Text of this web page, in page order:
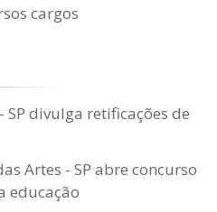
cargos
SP divulga retificações de
Artes - SP abre concurso
educação